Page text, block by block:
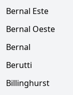
Bernal Este
Bernal Oeste
Bernal
Berutti
Billinghurst